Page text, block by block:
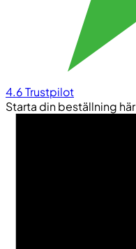
4.6Trustpilot
Starta din beställning här